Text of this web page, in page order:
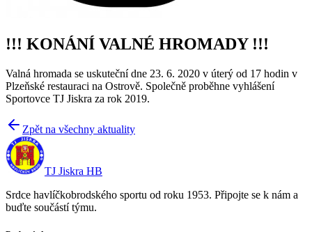
!!! KONÁNÍ VALNÉ HROMADY !!!
Valná hromada se uskuteční dne 23. 6. 2020 v úterý od 17 hodin v
Plzeňské restauraci na Ostrově. Společně proběhne vyhlášení
Sportovce TJ Jiskra za rok 2019.
Zpět na všechny aktuality
TJ Jiskra HB
Srdce havlíčkobrodského sportu od roku 1953. Připojte se k nám a
buďte součástí týmu.